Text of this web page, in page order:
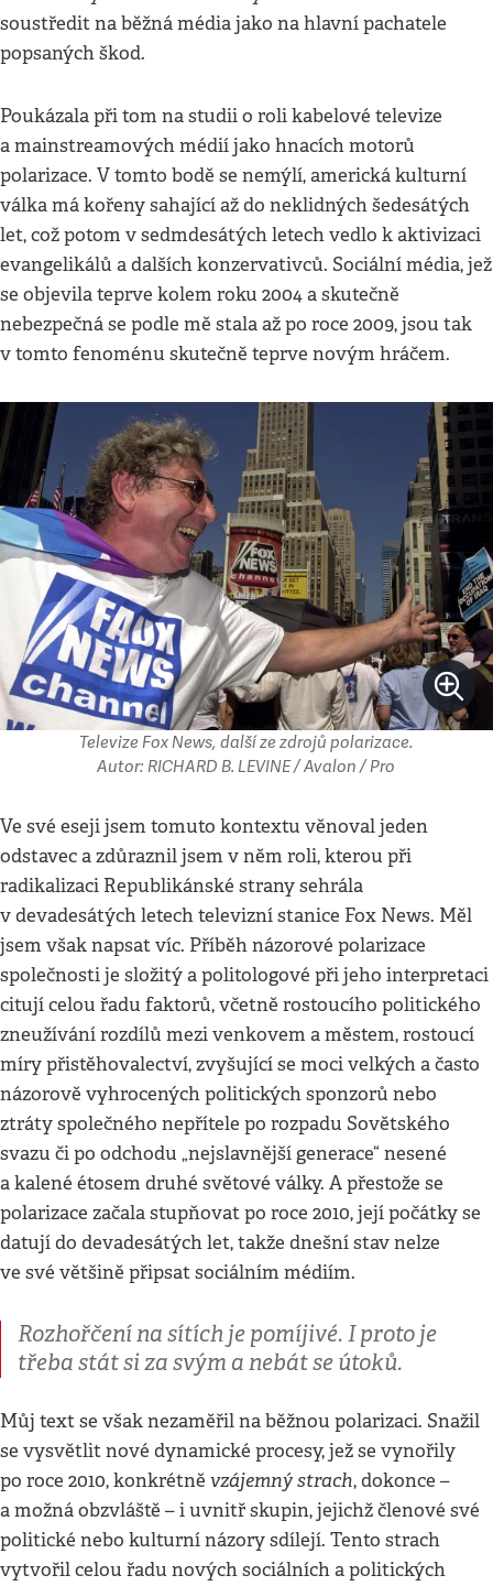
soustředit na běžná média jako na hlavní pachatele
popsaných škod.
Poukázala při tom na studii o roli kabelové televize
a mainstreamových médií jako hnacích motorů
polarizace. V tomto bodě se nemýlí, americká kulturní
válka má kořeny sahající až do neklidných šedesátých
let, což potom v sedmdesátých letech vedlo k aktivizaci
evangelikálů a dalších konzervativců. Sociální média, jež
se objevila teprve kolem roku 2004 a skutečně
nebezpečná se podle mě stala až po roce 2009, jsou tak
v tomto fenoménu skutečně teprve novým hráčem.
Televize Fox News, další ze zdrojů polarizace.
Autor: RICHARD B. LEVINE / Avalon / Pro
Ve své eseji jsem tomuto kontextu věnoval jeden
odstavec a zdůraznil jsem v něm roli, kterou při
radikalizaci Republikánské strany sehrála
v devadesátých letech televizní stanice Fox News. Měl
jsem však napsat víc. Příběh názorové polarizace
společnosti je složitý a politologové při jeho interpretaci
citují celou řadu faktorů, včetně rostoucího politického
zneužívání rozdílů mezi venkovem a městem, rostoucí
míry přistěhovalectví, zvyšující se moci velkých a často
názorově vyhrocených politických sponzorů nebo
ztráty společného nepřítele po rozpadu Sovětského
svazu či po odchodu „nejslavnější generace“ nesené
a kalené étosem druhé světové války. A přestože se
polarizace začala stupňovat po roce 2010, její počátky se
datují do devadesátých let, takže dnešní stav nelze
ve své většině připsat sociálním médiím.
Rozhořčení na sítích je pomíjivé. I proto je
třeba stát si za svým a nebát se útoků.
Můj text se však nezaměřil na běžnou polarizaci. Snažil
se vysvětlit nové dynamické procesy, jež se vynořily
po roce 2010, konkrétně vzájemnýstrach, dokonce –
a možná obzvláště – i uvnitř skupin, jejichž členové své
politické nebo kulturní názory sdílejí. Tento strach
vytvořil celou řadu nových sociálních a politických